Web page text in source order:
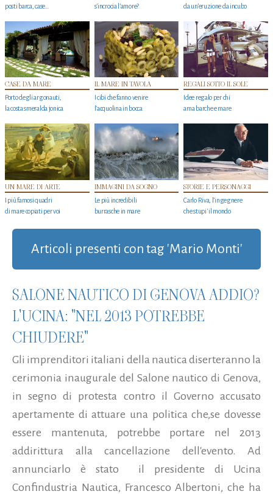
posti barca, case…
s'incrocia l’amore?
da un’eruzione da incubo
CASE DA MARE
Porto degli argonauti,
la costa smeralda jonica
IL MARE IN TAVOLA
I cibi che fanno venire
l’acquolina in bocca
REGALI SOTTO IL SOLE
Idee regalo per chi
ama barche e mare
UN MARE DI ARTE
I più famosi quadri
di mare copiati per voi
IMMAGINI DA SOGNO
Le più incredibili
burrasche in mare
STORIE E PERSONAGGI
Carlo Riva, l’ingegnere
che stupi' il mondo
Articoli presenti con tag 'Mario Monti'
SALONE NAUTICO DI GENOVA ADDIO?
L'UCINA: "NEL 2013 POTREBBE
CHIUDERE"
Gli imprenditori italiani della nautica diserteranno la
cerimonia inaugurale del Salone nautico di Genova,
in segno di protesta contro il Governo accusato
apertamente di attuare una politica che,se dovesse
essere mantenuta, potrebbe portare nel 2013
addirittura alla cancellazione dell'evento. Ad
annunciarlo è stato il presidente di Ucina
Confindustria Nautica, Francesco Albertoni, che ha